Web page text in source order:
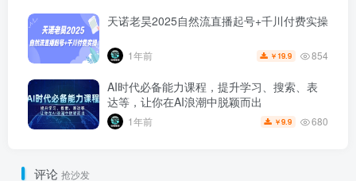
天诺老昊2025自然流直播起号+千川付费实操
1年前 ￥ 19.9 854
AI时代必备能力课程，提升学习、搜索、表
达等，让你在AI浪潮中脱颖而出
1年前 ￥9.9 680
评论 抢沙发